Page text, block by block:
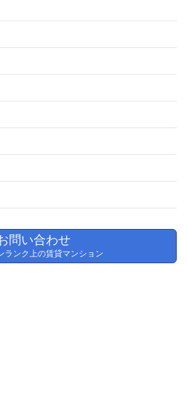
問い合わせ
ランク上の賃貸マンション